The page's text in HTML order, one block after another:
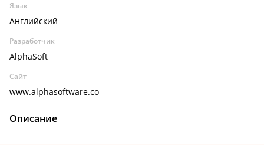
Язык
Английский
Разработчик
AlphaSoft
Сайт
www.alphasoftware.co
Описание